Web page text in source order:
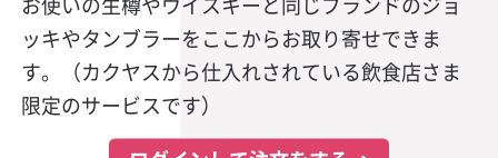
ッキやタンブラーをここからお取り寄せできま
す。（カクヤスから仕入れされている飲食店さま
限定のサービスです）